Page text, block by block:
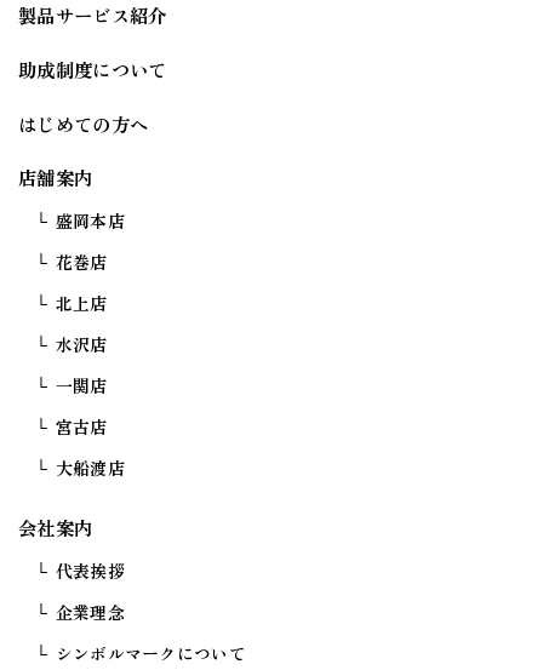
製品サービス紹介
助成制度について
はじめての方へ
店舗案内
盛岡本店
花巻店
北上店
水沢店
一関店
宮古店
大船渡店
会社案内
代表挨拶
企業理念
シンボルマークについて